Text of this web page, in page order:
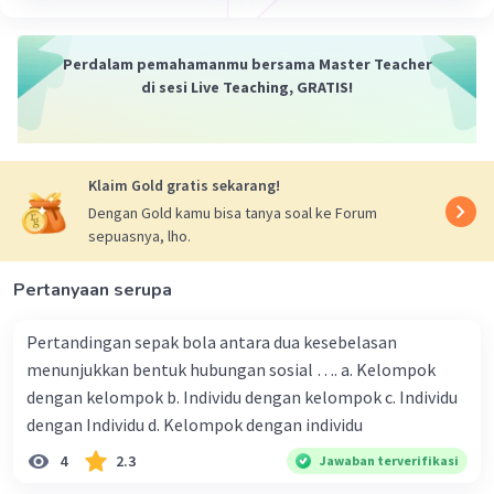
dapat mencemari tanah. Sampah plastik dapat
membutuhkan waktu ratusan tahun untuk
merupakan gas rumah kaca. Sampah elektronik
mengandung berbagai bahan kimia berbahaya,
seperti logam berat dan merkuri.
Solusi:
Pisahkan sampah rumah tangga menjadi
sampah organik, sampah anorganik, dan
sampah berbahaya.
Daur ulang sampah anorganik dan sampah
organik.
Buang sampah berbahaya ke tempat yang
sesuai.
Perdalam pemahamanmu bersama Master Teacher
di sesi Live Teaching, GRATIS!
Klaim Gold gratis sekarang!
Dengan Gold kamu bisa tanya soal ke Forum
sepuasnya, lho.
Pertanyaan serupa
Pertandingan sepak bola antara dua kesebelasan
menunjukkan bentuk hubungan sosial …. a. Kelompok
dengan kelompok b. Individu dengan kelompok c. Individu
dengan Individu d. Kelompok dengan individu
4 2.3 Jawaban terverifikasi